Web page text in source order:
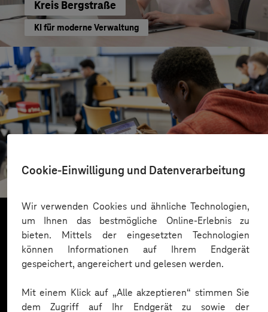
Cookie-Einwilligung und Datenverarbeitung
Wir verwenden Cookies und ähnliche Technologien,
um Ihnen das bestmögliche Online-Erlebnis zu
bieten. Mittels der eingesetzten Technologien
können Informationen auf Ihrem Endgerät
gespeichert, angereichert und gelesen werden.
Mit einem Klick auf „Alle akzeptieren“ stimmen Sie
dem Zugriff auf Ihr Endgerät zu sowie der
Kreis Bergstraße
KI für moderne Verwaltung
Mit KI Sprachbarrieren überwinden
Mehr laden